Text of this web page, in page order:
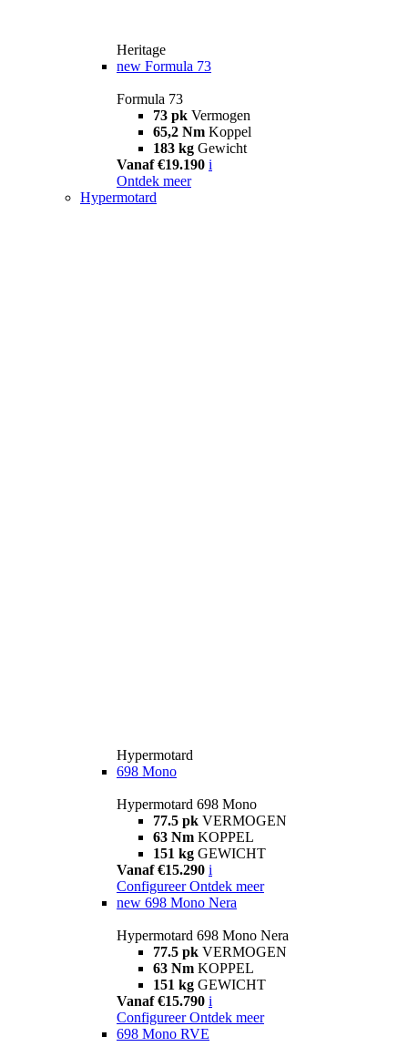
Heritage
new Formula 73
Formula 73
73 pk Vermogen
65,2 Nm Koppel
183 kg Gewicht
Vanaf €19.190 i
Ontdek meer
Hypermotard
Hypermotard
698 Mono
Hypermotard 698 Mono
77.5 pk VERMOGEN
63 Nm KOPPEL
151 kg GEWICHT
Vanaf €15.290 i
Configureer Ontdek meer
new 698 Mono Nera
Hypermotard 698 Mono Nera
77.5 pk VERMOGEN
63 Nm KOPPEL
151 kg GEWICHT
Vanaf €15.790 i
Configureer Ontdek meer
698 Mono RVE